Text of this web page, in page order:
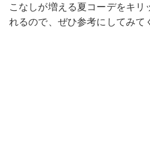
こなしが増える夏コーデをキリ
れるので、ぜひ参考にしてみて